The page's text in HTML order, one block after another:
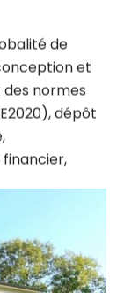
et
normes
dépôt